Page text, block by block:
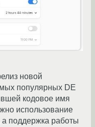
новой
популярных DE
кодовое имя
использование
а поддержка работы